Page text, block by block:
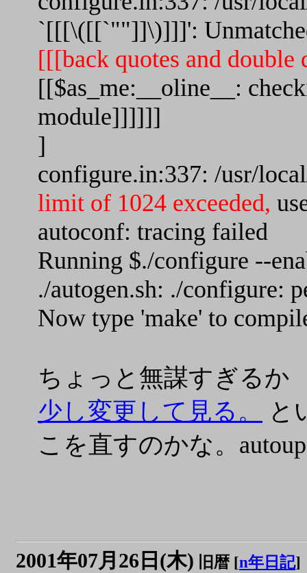
`[[[\([[`""]]\)]]]':
[[[back quotes and double
[[$as_me:__oline__:
module]]]]]]
]
configure.in:337: /usr/
limit of 1024 exceeded,
autoconf: tracing failed
Running $./configure --
./autogen.sh: ./configure:
Now type 'make' to
ちょっと無謀すぎるか
少し変更して見る。
と
こを直すのかな。
2001年07月26日(木) 旧暦 [n年日記]